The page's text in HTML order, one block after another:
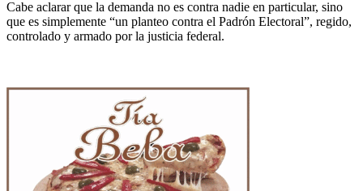
Cabe aclarar que la demanda no es contra nadie en particular, sino
que es simplemente “un planteo contra el Padrón Electoral”, regido,
controlado y armado por la justicia federal.